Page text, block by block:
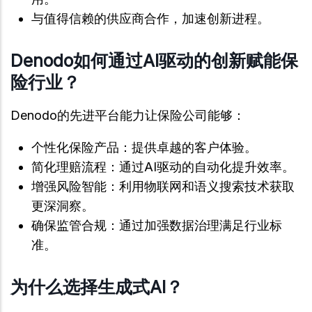
与值得信赖的供应商合作，加速创新进程。
Denodo如何通过AI驱动的创新赋能保
险行业？
Denodo的先进平台能力让保险公司能够：
个性化保险产品：提供卓越的客户体验。
简化理赔流程：通过AI驱动的自动化提升效率。
增强风险智能：利用物联网和语义搜索技术获取
更深洞察。
确保监管合规：通过加强数据治理满足行业标
准。
为什么选择生成式AI？